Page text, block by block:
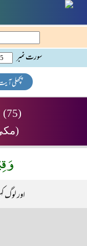
سورت نمبر
پچھلی
(75)
اور لوگ